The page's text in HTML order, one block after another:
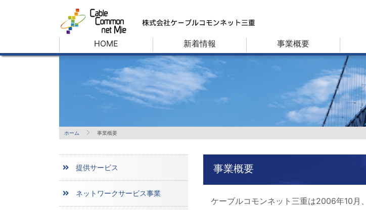
HOME 新着情報 事業概要
ホーム 事業概要
事業概要
ケーブルコモンネット三重は2006年10月
提供サービス
ネットワークサービス事業